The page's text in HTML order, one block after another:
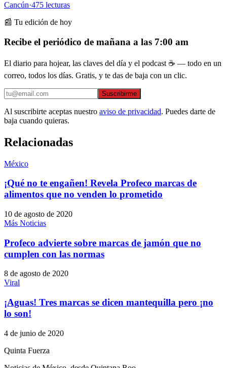
Cancún·475 lecturas
📰 Tu edición de hoy
Recibe el periódico de mañana a las 7:00 am
El diario para hojear, las claves del día y el podcast ☕ — todo en un
correo, todos los días. Gratis, y te das de baja con un clic.
Suscribirme
Al suscribirte aceptas nuestro aviso de privacidad. Puedes darte de
baja cuando quieras.
Relacionadas
México
¡Qué no te engañen! Revela Profeco marcas de
alimentos que no venden lo prometido
10 de agosto de 2020
Más Noticias
Profeco advierte sobre marcas de jamón que no
cumplen con las normas
8 de agosto de 2020
Viral
¡Aguas! Tres marcas se dicen mantequilla pero ¡no
lo son!
4 de junio de 2020
Quinta Fuerza